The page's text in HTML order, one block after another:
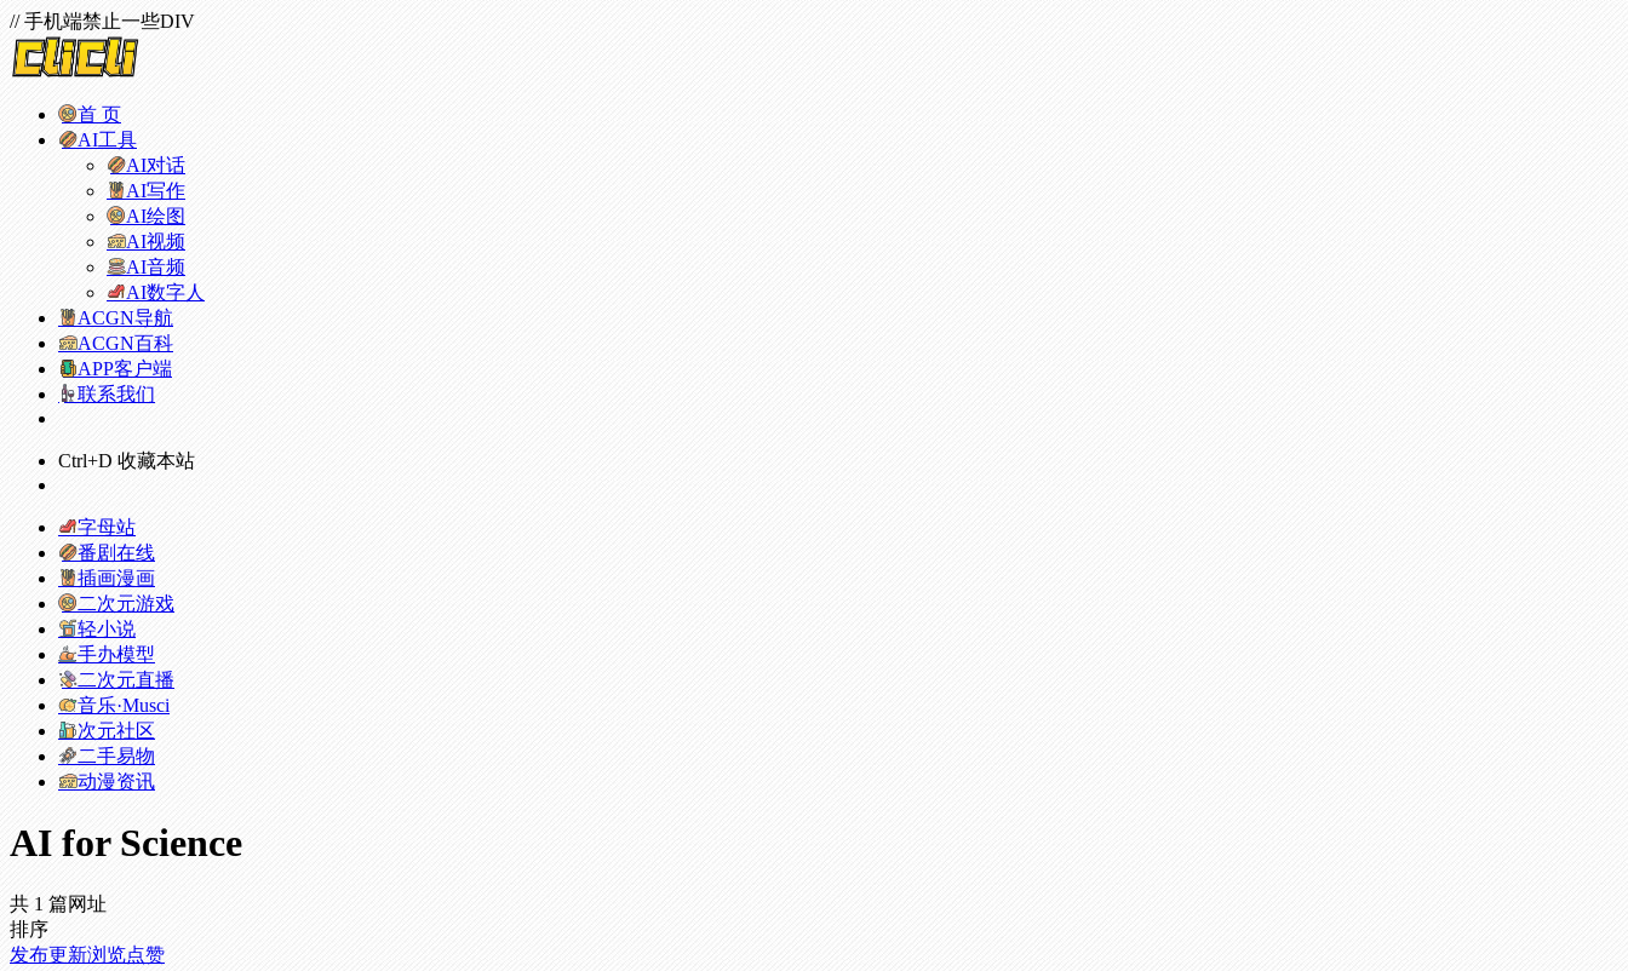
// 手机端禁止一些DIV
首 页
AI工具
AI对话
AI写作
AI绘图
AI视频
AI音频
AI数字人
ACGN导航
ACGN百科
APP客户端
联系我们
Ctrl+D 收藏本站
字母站
番剧在线
插画漫画
二次元游戏
轻小说
手办模型
二次元直播
音乐·Musci
次元社区
二手易物
动漫资讯
AI for Science
共 1 篇网址
排序
发布更新浏览点赞